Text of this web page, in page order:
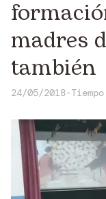
madres
también
24/05/2018-